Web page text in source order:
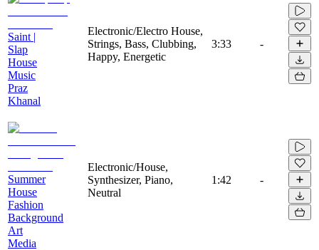
Saint |
Slap
House
Music
Praz
Khanal
Electronic/Electro House,
Strings, Bass, Clubbing,
Happy, Energetic
3:33 -
Summer
House
Fashion
Background
Art
Media
Electronic/House,
Synthesizer, Piano,
Neutral
1:42 -